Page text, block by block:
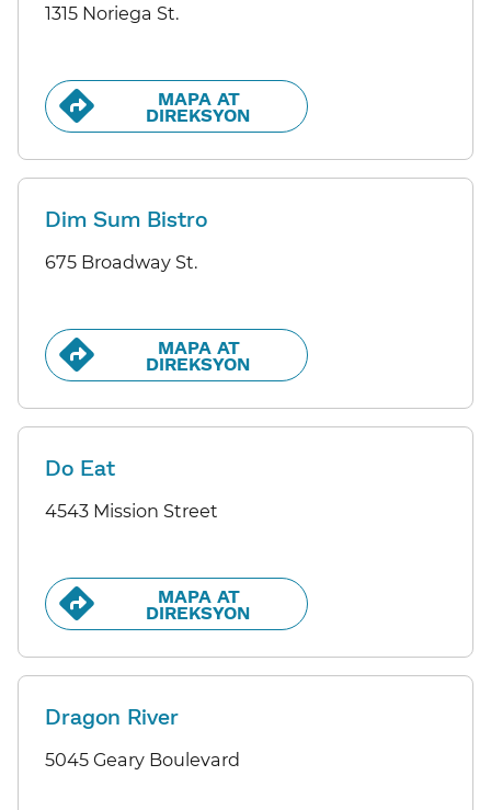
1315 Noriega St.
MAPA AT
DIREKSYON​​
Dim Sum Bistro
675 Broadway St.
MAPA AT
DIREKSYON​​
Do Eat
4543 Mission Street
MAPA AT
DIREKSYON​​
Dragon River
5045 Geary Boulevard